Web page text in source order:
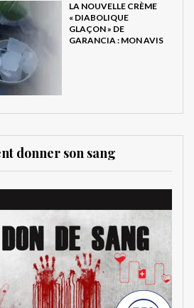
LA NOUVELLE CRÈME
« DIABOLIQUE
GLAÇON » DE
GARANCIA : MON AVIS
donner son sang